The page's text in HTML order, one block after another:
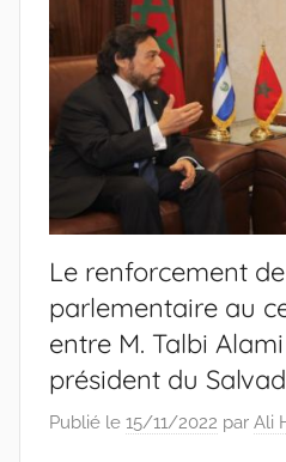
Le renforcement
parlementaire au
entre M. Talbi
président du
Publié le 15/11/2022 par Ali